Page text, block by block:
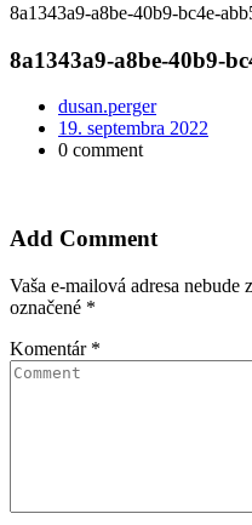
8a1343a9-a8be-40b9-bc4e-
8a1343a9-a8be-40b9-
dusan.perger
19. septembra 2022
0 comment
Add Comment
Vaša e-mailová adresa nebude
označené *
Komentár *